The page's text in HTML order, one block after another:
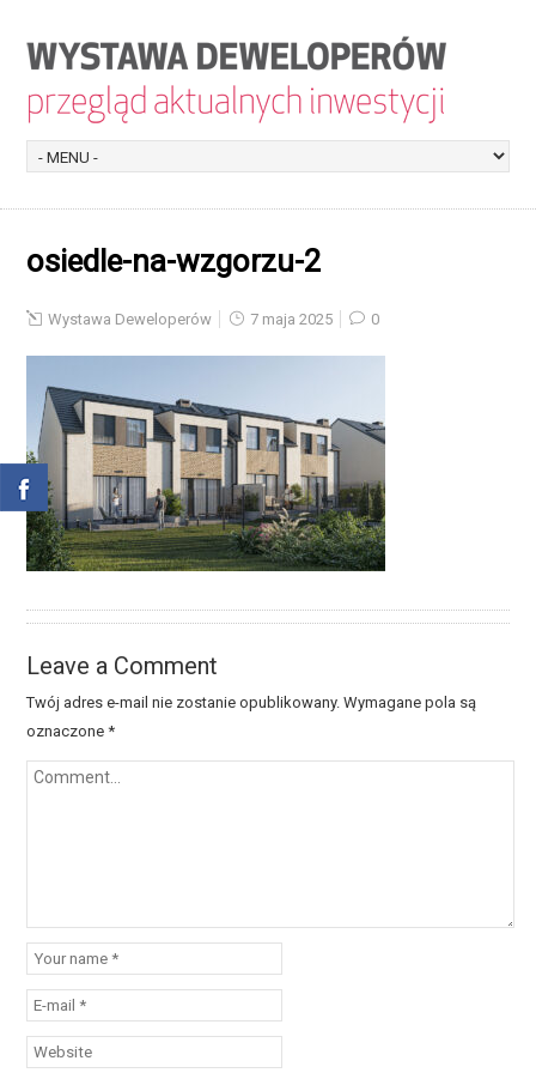
osiedle-na-wzgorzu-2
Wystawa Deweloperów 7 maja 2025 0
Leave a Comment
Twój adres e-mail nie zostanie opublikowany. Wymagane pola są
oznaczone*